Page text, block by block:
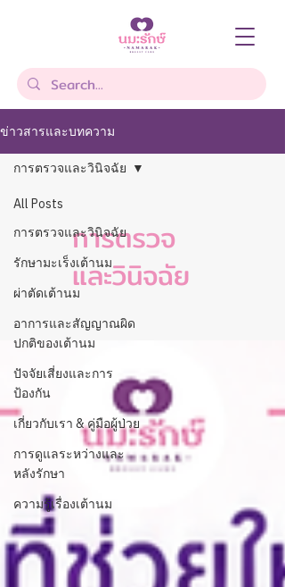
ข่าวสารและบทความ
All Posts
การตรวจและวินิจฉัย
รักษามะเร็งเต้านม
ผ่าตัดเต้านม
อาการและสัญญาณผิด
ปกติของเต้านม
ปัจจัยเสี่ยงและการ
ป้องกัน
เกี่ยวกับเรา & คู่มือผู้ป่วย
การดูแลระหว่างและ
หลังรักษา
ความรู้เรื่องเต้านม
การตรวจและวินิจฉัย
การตรวจ
และวินิจฉัย